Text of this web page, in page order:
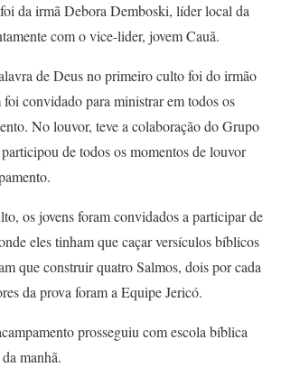
da irmã Debora Demboski, líder local da
com o vice-lider, jovem Cauã.
de Deus no primeiro culto foi do irmão
convidado para ministrar em todos os
No louvor, teve a colaboração do Grupo
de todos os momentos de louvor
os jovens foram convidados a participar de
eles tinham que caçar versículos bíblicos
que construir quatro Salmos, dois por cada
da prova foram a Equipe Jericó.
prosseguiu com escola bíblica
manhã.